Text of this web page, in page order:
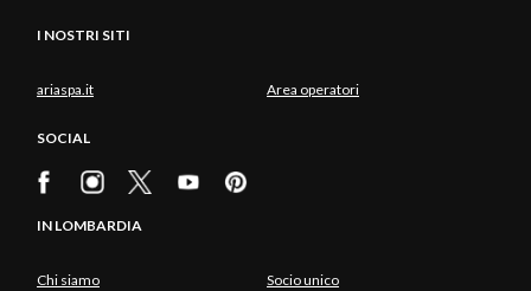
I NOSTRI SITI
ariaspa.it Area operatori
SOCIAL
IN LOMBARDIA
Chi siamo Socio unico